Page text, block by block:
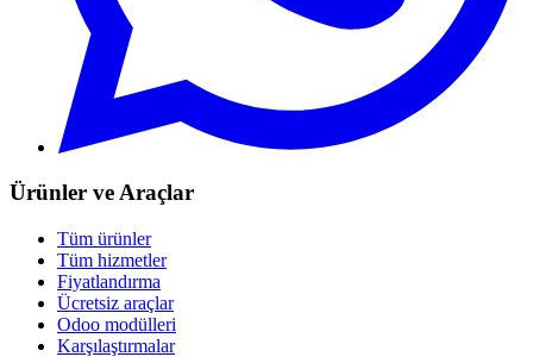
Ürünler ve Araçlar
Tüm ürünler
Tüm hizmetler
Fiyatlandırma
Ücretsiz araçlar
Odoo modülleri
Karşılaştırmalar